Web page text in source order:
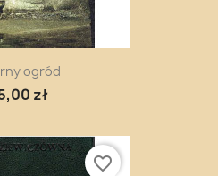
ogród
zł
favorite_border